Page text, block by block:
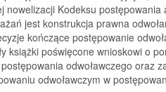
nowelizacji Kodeksu
jest konstrukcja prawna
kończące postępowanie
książki poświęcone wnioskowi o
odwoławczego oraz
odwoławczym w